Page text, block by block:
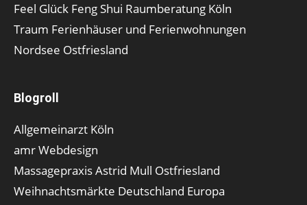
Feel Glück Feng Shui Raumberatung Köln
Traum Ferienhäuser und Ferienwohnungen
Nordsee Ostfriesland
Blogroll
Allgemeinarzt Köln
amr Webdesign
Massagepraxis Astrid Mull Ostfriesland
Weihnachtsmärkte Deutschland Europa